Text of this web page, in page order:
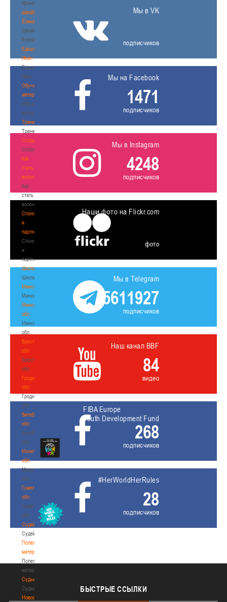
Ирина
Швайбович
Елена
Швайбович
Елена
Едешко
Иван
Едешко
Иван
Обучающие
материалы
Обучающие
материалы
Тренерам
Тренерам
Сотрудничество
Сотрудничество
Как
стать
волонтером
Как
стать
волонтером
Спонсоры
и
партнеры
Спонсоры
и
партнеры
Школы
Школы
Минск
Минск
Минская
обл
Минская
обл
Брестская
обл
Брестская
обл
Гродненская
обл
Гродненская
обл
Витебская
обл
Витебская
обл
Могилевская
обл
Могилевская
обл
Гомельская
обл
Гомельская
обл
Судейство
Судейство
Полезные
материалы
Полезные
материалы
Судьи
Судьи
Новости
Мы в VK
подписчиков
Мы на Facebook
1471
подписчиков
Мы в Instagram
4248
подписчиков
Наши фото на Flickr.com
фото
Мы в Telegram
5611927
подписчиков
Наш канал BBF
84
видео
FIBA Europe
Youth Development Fund
268
подписчиков
#HerWorldHerRules
28
подписчиков
БЫСТРЫЕ ССЫЛКИ